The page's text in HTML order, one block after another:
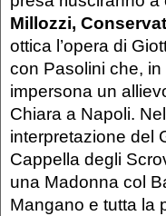
Millozzi,
ottica l’opera di
con Pasolini che,
impersona un
Chiara a Napoli.
interpretazione del
Cappella degli
una Madonna col
Mangano e tutta la